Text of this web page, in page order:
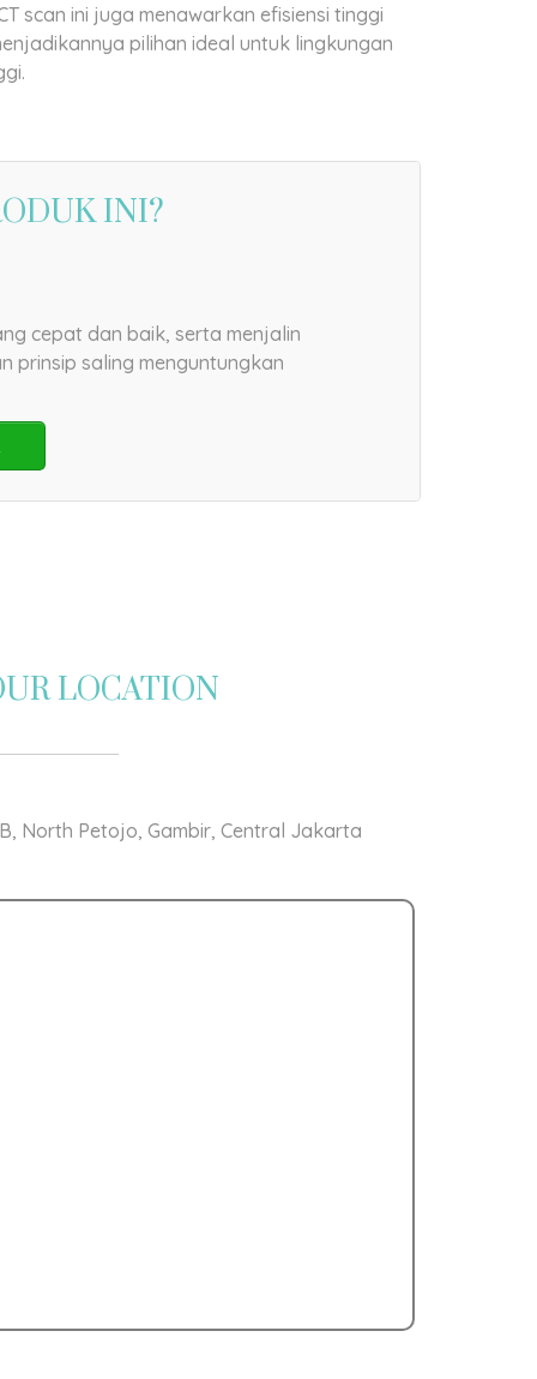
scan ini juga menawarkan efisiensi tinggi
pilihan ideal untuk lingkungan
INI?
cepat dan baik, serta menjalin
prinsip saling menguntungkan
LOCATION
B, North Petojo, Gambir, Central Jakarta